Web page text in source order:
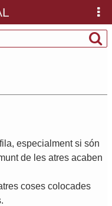
fila, especialment si són
de les atres acaben
coses colocades
.